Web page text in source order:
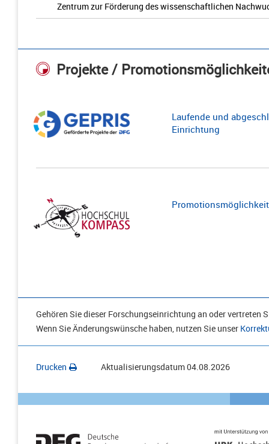
Zentrum zur Förderung des wissenschaftlichen
Projekte /
Laufende und
Einrichtung
Gehören Sie dieser Forschungseinrichtung an oder vertreten
Wenn Sie Änderungswünsche haben, nutzen Sie unser
Drucken Aktualisierungsdatum04.08.2026